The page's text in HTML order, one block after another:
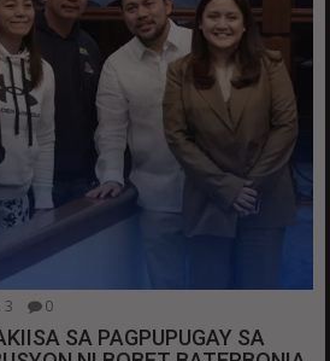
3 0
SA PAGPUPUGAY SA